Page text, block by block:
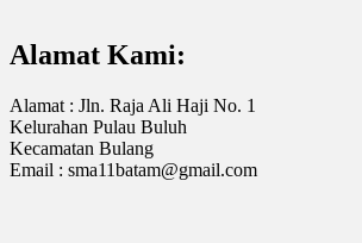
Alamat Kami:
Alamat : Jln. Raja Ali Haji No. 1
Kelurahan Pulau Buluh
Kecamatan Bulang
Email : sma11batam@gmail.com